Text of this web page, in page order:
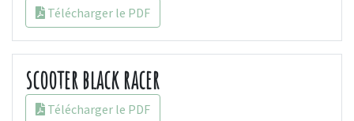
Télécharger le PDF
scooter black racer
Télécharger le PDF